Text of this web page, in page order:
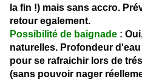
la fin !) mais sans accro.
retour egalement.
Possibilité de baignade :
naturelles. Profondeur
pour se rafraichir lors de
(sans pouvoir nager